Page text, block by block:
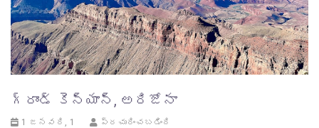
గ్రాండ్ కెన్యాన్, అరిజోనా
1 జనవరి, 1
ప్రచురించబడింది